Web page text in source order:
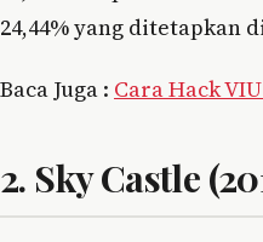
24,44% yang ditetapkan
Baca Juga : Cara Hack
2. Sky Castle